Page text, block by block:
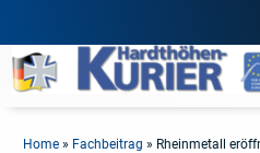
Home » Fachbeitrag » Rheinmetall